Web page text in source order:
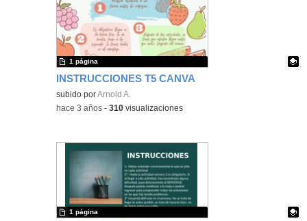
INSTRUCCIONES T5 CANVA
Contenido educativo.
subido porArnold A.
1 página
-hace 3 años -310 visualizaciones
1 página